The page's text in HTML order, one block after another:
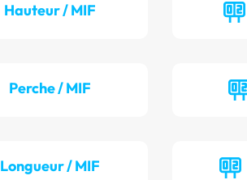
Hauteur / MIF
Perche / MIF
Longueur / MIF